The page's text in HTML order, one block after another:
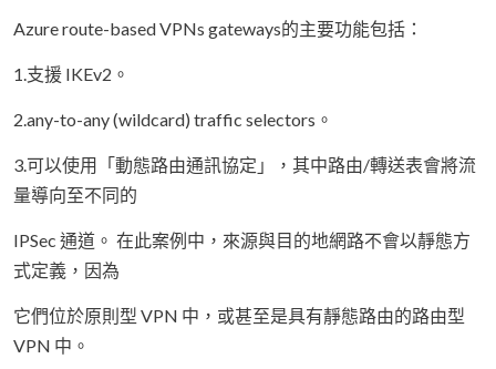
Azure route-based VPNs gateways的主要功能包括：
1.支援 IKEv2。
2.any-to-any (wildcard) traffic selectors。
3.可以使用「動態路由通訊協定」，其中路由/轉送表會將流
量導向至不同的
IPSec 通道。 在此案例中，來源與目的地網路不會以靜態方
式定義，因為
它們位於原則型 VPN 中，或甚至是具有靜態路由的路由型
VPN 中。